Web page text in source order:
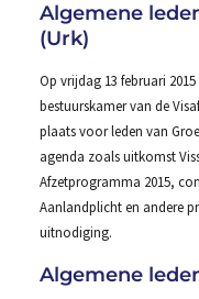
Algemene
(Urk)
Op vrijdag 13 februari
bestuurskamer van de
plaats voor leden van
agenda zoals uitkomst
Afzetprogramma 2015,
Aanlandplicht en andere
uitnodiging.
Algemene